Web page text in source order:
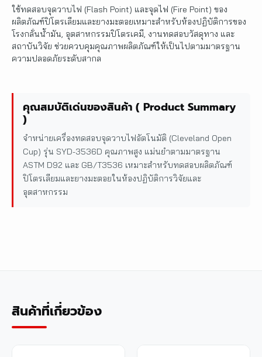
ใช้ทดสอบจุดวาบไฟ (Flash Point) และจุดไฟ (Fire Point) ของ
ผลิตภัณฑ์ปิโตรเลียมและยางมะตอยเหมาะสำหรับห้องปฏิบัติการของ
โรงกลั่นน้ำมัน, อุตสาหกรรมปิโตรเคมี, งานทดสอบวัสดุทาง และ
สถาบันวิจัย ช่วยควบคุมคุณภาพผลิตภัณฑ์ให้เป็นไปตามมาตรฐาน
ความปลอดภัยระดับสากล
คุณสมบัติเด่นของสินค้า ( Product Summary
)
จำหน่ายเครื่องทดสอบจุดวาบไฟอัตโนมัติ (Cleveland Open
Cup) รุ่น SYD-3536D คุณภาพสูง แม่นยำตามมาตรฐาน
ASTM D92 และ GB/T3536 เหมาะสำหรับทดสอบผลิตภัณฑ์
ปิโตรเลียมและยางมะตอยในห้องปฏิบัติการวิจัยและ
อุตสาหกรรม
สินค้าที่เกี่ยวข้อง